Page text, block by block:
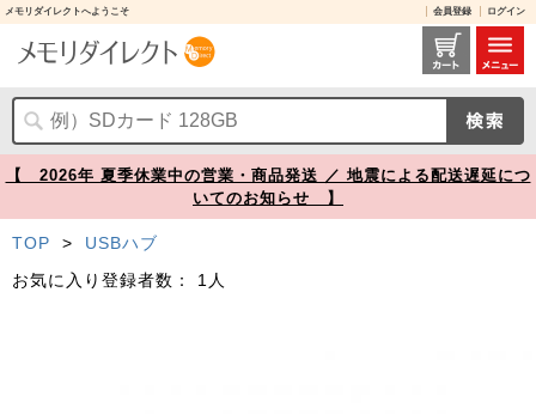
メモリダイレクトへようこそ 会員登録 ログイン
400-HUBC065NBK レビュー / クランプ固定式 USBハブ USB Type-C接続 1.5mケーブル 4ポート ブラック【メモリダイレクト】
【 2026年 夏季休業中の営業・商品発送 ／ 地震による配送遅延につ
いてのお知らせ 】
TOP >
USBハブ
お気に入り登録者数：
1人